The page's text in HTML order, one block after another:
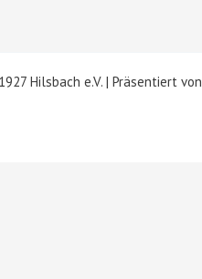
Hilsbach e.V. | Präsentiert von